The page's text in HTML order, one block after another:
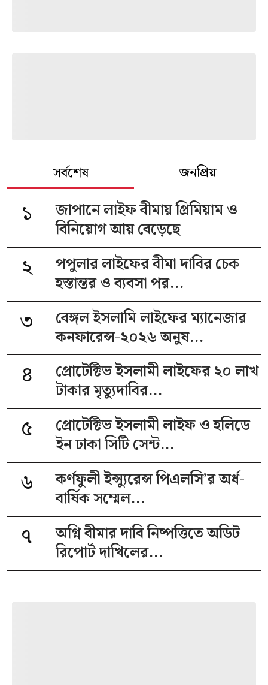
সর্বশেষ জনপ্রিয়
১
জাপানে লাইফ বীমায় প্রিমিয়াম ও
বিনিয়োগ আয় বেড়েছে
২
পপুলার লাইফের বীমা দাবির চেক
হস্তান্তর ও ব্যবসা পর...
৩
বেঙ্গল ইসলামি লাইফের ম্যানেজার
কনফারেন্স-২০২৬ অনুষ...
৪
প্রোটেক্টিভ ইসলামী লাইফের ২০ লাখ
টাকার মৃত্যুদাবির...
৫
প্রোটেক্টিভ ইসলামী লাইফ ও হলিডে
ইন ঢাকা সিটি সেন্ট...
৬
কর্ণফুলী ইন্স্যুরেন্স পিএলসি’র অর্ধ-
বার্ষিক সম্মেল...
৭
অগ্নি বীমার দাবি নিষ্পত্তিতে অডিট
রিপোর্ট দাখিলের...